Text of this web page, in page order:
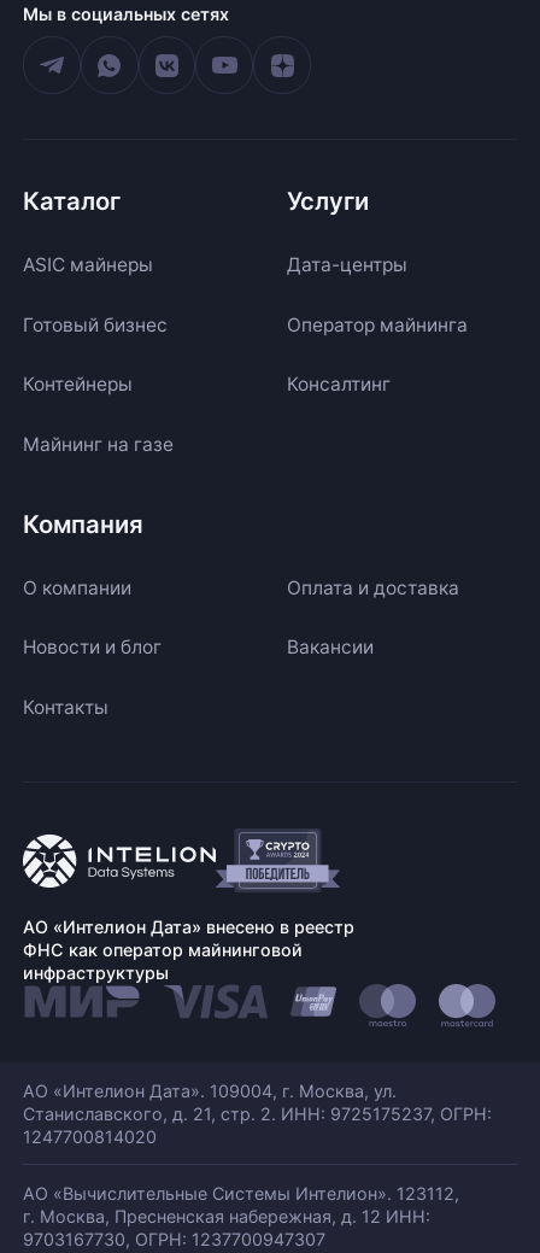
Мы в социальных сетях
Каталог
ASIC майнеры
Готовый бизнес
Контейнеры
Майнинг на газе
Услуги
Дата-центры
Оператор майнинга
Консалтинг
Компания
О компании Оплата и доставка
Новости и блог Вакансии
Контакты
АО «Интелион Дата» внесено в реестр
ФНС как оператор майнинговой
инфраструктуры
АО «Интелион Дата». 109004, г. Москва, ул.
Станиславского, д. 21, стр. 2. ИНН: 9725175237, ОГРН:
1247700814020
АО «Вычислительные Системы Интелион». 123112,
г. Москва, Пресненская набережная, д. 12 ИНН:
9703167730, ОГРН: 1237700947307